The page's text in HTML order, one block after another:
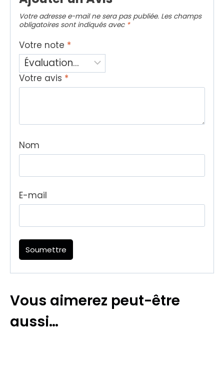
Votre adresse e-mail ne sera pas publiée. Les champs
obligatoires sont indiqués avec *
Votre note *
Votre avis *
Nom
E-mail
Vous aimerez peut-être
aussi…